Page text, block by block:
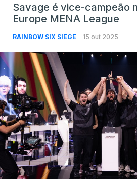
Savage é vice-campeão
Europe MENA League
RAINBOW SIX SIEGE 15 out 2025